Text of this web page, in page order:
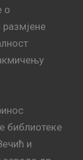
о
библиотеке
и